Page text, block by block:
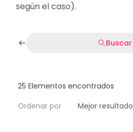
según el caso).
Buscar
25 Elementos encontrados
Ordenar por
Mejor resultado